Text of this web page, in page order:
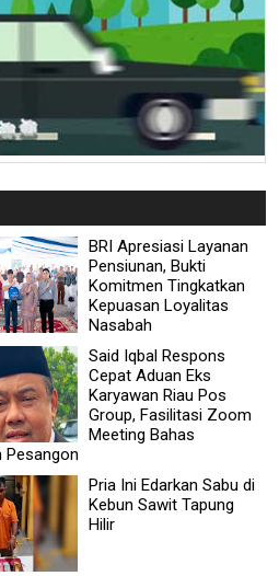
BRI Apresiasi Layanan
Pensiunan, Bukti
Komitmen Tingkatkan
Kepuasan Loyalitas
Nasabah
Said Iqbal Respons
Cepat Aduan Eks
Karyawan Riau Pos
Group, Fasilitasi Zoom
Meeting Bahas
Pesangon
Pria Ini Edarkan Sabu di
Kebun Sawit Tapung
Hilir